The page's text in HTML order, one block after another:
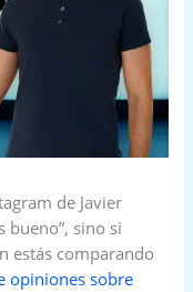
de Javier
bueno”, sino si
estás comparando
opiniones sobre